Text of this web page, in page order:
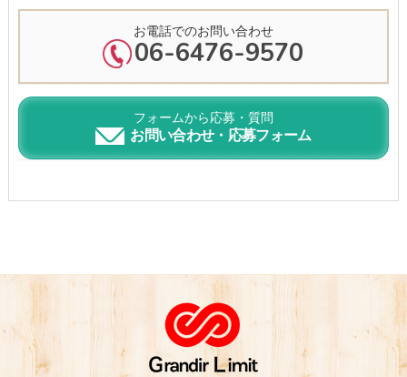
お電話でのお問い合わせ
06-6476-9570
フォームから応募・質問
お問い合わせ・応募フォーム